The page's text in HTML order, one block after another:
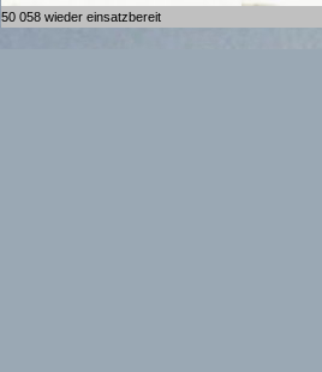
50 058 wieder einsatzbereit